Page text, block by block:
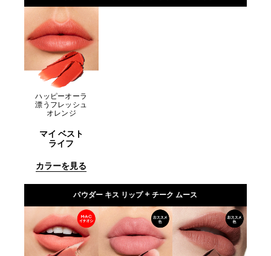
ハッピーオーラ
漂うフレッシュ
オレンジ
マイ ベスト
ライフ
カラーを見る
パウダー キス リップ + チーク ムース